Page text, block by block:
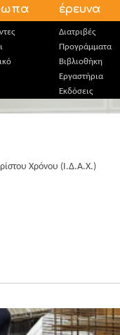
έρευνα
Διατριβές
Προγράμματα
Βιβλιοθήκη
Εργαστήρια
Εκδόσεις
Χρόνου (Ι.Δ.Α.Χ.)